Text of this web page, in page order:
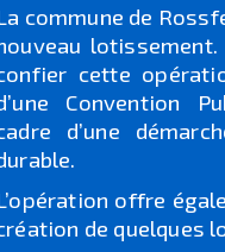
commune de
cette
Convention
d’une
offre
de quelques